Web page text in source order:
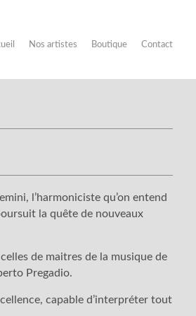
Nos artistes Boutique Contact
l’harmoniciste qu’on entend
la quête de nouveaux
de maitres de la musique de
Pregadio.
capable d’interpréter tout